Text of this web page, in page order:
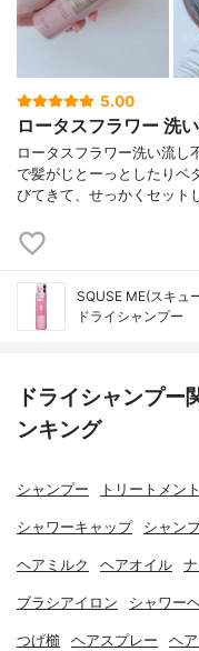
5.00
ロータスフラワー 洗
ロータスフラワー洗い流
で髪がじとーっとしたりベ
びてきて、せっかくセット
SQUSE ME(スキュ
ドライシャンプー
ドライシャンプー
ンキング
シャンプー トリートメント
シャワーキャップ シャン
ヘアミルク ヘアオイル
ブラシアイロン シャワー
つげ櫛 ヘアスプレー ヘ